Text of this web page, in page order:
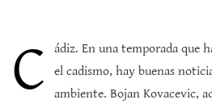
C
ádiz. En una temporada que
el cadismo, hay buenas
ambiente. Bojan Kovacevic,